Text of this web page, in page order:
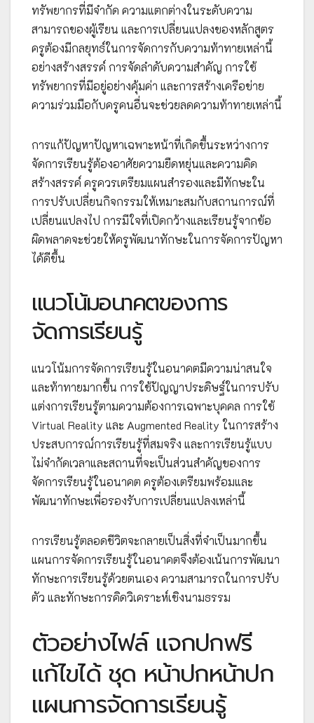
ทรัพยากรที่มีจำกัด ความแตกต่างในระดับความ
สามารถของผู้เรียน และการเปลี่ยนแปลงของหลักสูตร
ครูต้องมีกลยุทธ์ในการจัดการกับความท้าทายเหล่านี้
อย่างสร้างสรรค์ การจัดลำดับความสำคัญ การใช้
ทรัพยากรที่มีอยู่อย่างคุ้มค่า และการสร้างเครือข่าย
ความร่วมมือกับครูคนอื่นจะช่วยลดความท้าทายเหล่านี้
การแก้ปัญหาปัญหาเฉพาะหน้าที่เกิดขึ้นระหว่างการ
จัดการเรียนรู้ต้องอาศัยความยืดหยุ่นและความคิด
สร้างสรรค์ ครูควรเตรียมแผนสำรองและมีทักษะใน
การปรับเปลี่ยนกิจกรรมให้เหมาะสมกับสถานการณ์ที่
เปลี่ยนแปลงไป การมีใจที่เปิดกว้างและเรียนรู้จากข้อ
ผิดพลาดจะช่วยให้ครูพัฒนาทักษะในการจัดการปัญหา
ได้ดีขึ้น
แนวโน้มอนาคตของการ
จัดการเรียนรู้
แนวโน้มการจัดการเรียนรู้ในอนาคตมีความน่าสนใจ
และท้าทายมากขึ้น การใช้ปัญญาประดิษฐ์ในการปรับ
แต่งการเรียนรู้ตามความต้องการเฉพาะบุคคล การใช้
Virtual Reality และ Augmented Reality ในการสร้าง
ประสบการณ์การเรียนรู้ที่สมจริง และการเรียนรู้แบบ
ไม่จำกัดเวลาและสถานที่จะเป็นส่วนสำคัญของการ
จัดการเรียนรู้ในอนาคต ครูต้องเตรียมพร้อมและ
พัฒนาทักษะเพื่อรองรับการเปลี่ยนแปลงเหล่านี้
การเรียนรู้ตลอดชีวิตจะกลายเป็นสิ่งที่จำเป็นมากขึ้น
แผนการจัดการเรียนรู้ในอนาคตจึงต้องเน้นการพัฒนา
ทักษะการเรียนรู้ด้วยตนเอง ความสามารถในการปรับ
ตัว และทักษะการคิดวิเคราะห์เชิงนามธรรม
ตัวอย่างไฟล์ แจกปกฟรี
แก้ไขได้ ชุด หน้าปกหน้าปก
แผนการจัดการเรียนรู้